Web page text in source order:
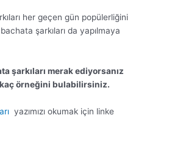
her geçen gün popülerliğini
şarkıları da yapılmaya
şarkıları merak ediyorsanız
örneğini bulabilirsiniz.
yazımızı okumak için linke